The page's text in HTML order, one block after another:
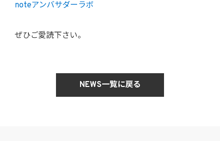
noteアンバサダーラボ
ぜひご愛読下さい。
NEWS一覧に戻る